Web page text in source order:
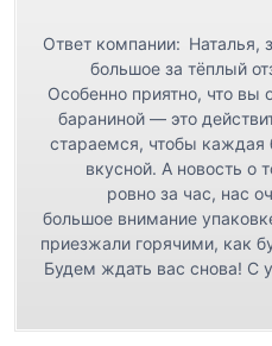
Ответ компании: Наталья,
большое за тёплый
Особенно приятно, что вы
бараниной — это
стараемся, чтобы каждая
вкусной. А новость о
ровно за час, нас
большое внимание
приезжали горячими, как
Будем ждать вас снова! С